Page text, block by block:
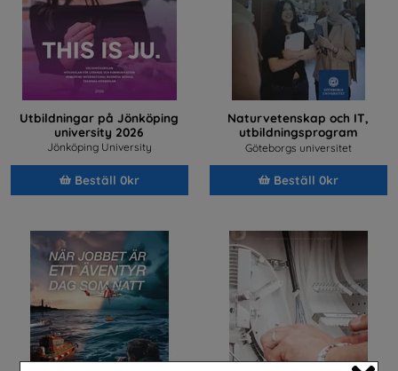
Utbildningar på Jönköping
university 2026
Jönköping University
Beställ 0kr
Naturvetenskap och IT,
utbildningsprogram
2026/2027
Göteborgs universitet
Beställ 0kr